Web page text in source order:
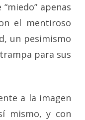
apenas
el mentiroso
un pesimismo
para sus
a la imagen
mismo, y con